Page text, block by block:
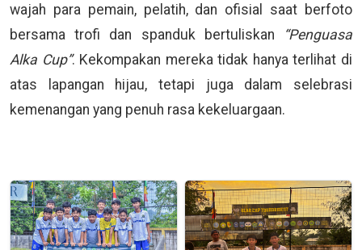
wajah para pemain, pelatih, dan ofisial saat berfoto
bersama trofi dan spanduk bertuliskan
“Penguasa
Alka Cup”. Kekompakan mereka tidak hanya terlihat di
atas lapangan hijau, tetapi juga dalam selebrasi
kemenangan yang penuh rasa kekeluargaan.